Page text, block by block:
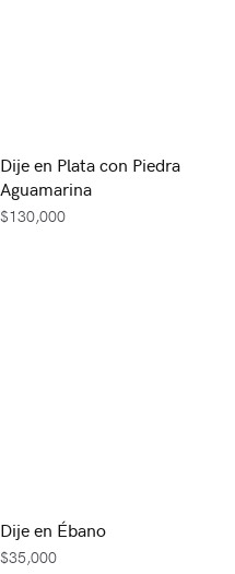
Dije en Plata con Piedra
Aguamarina
$130,000
Dije en Ébano
$35,000